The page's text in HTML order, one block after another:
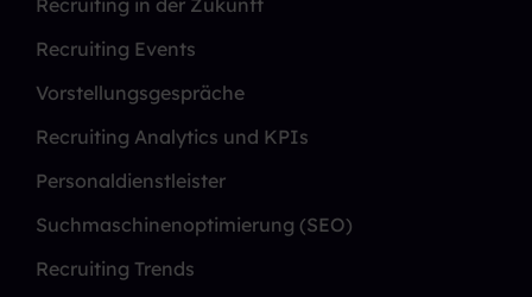
Recruiting Events
Vorstellungsgespräche
Recruiting Analytics und KPIs
Personaldienstleister
Suchmaschinenoptimierung (SEO)
Recruiting Trends